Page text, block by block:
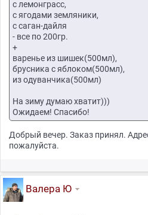
с лемонграсс,
с ягодами земляники,
с саган-дайля
- все по 200гр.
+
варенье из шишек(500мл),
брусника с яблоком(500мл),
из одуванчика(500мл)
На зиму думаю хватит)))
Ожидаем! Спасибо!
Добрый вечер. Заказ принял.
пожалуйста.
Валера Ю